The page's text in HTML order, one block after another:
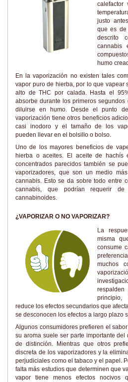
calefactor
justo
que es de
descrito
cannabis
humo
En la vaporización no existen tales
vapor puro de hierba, por lo que vapear
alto de THC por calada. Hasta el
absorbe durante los primeros
diluirse en humo. Desde el punto
vaporización tiene otros beneficios
casi inodoro y el tamaño de los
pueden llevar en el bolsillo o bolso.
Uno de los mayores beneficios de
hierba o aceites. El aceite de hachís
concentrados parecidos también se
vaporizadores, que son un medio
cannabis. Esto se da sobre todo entre
cannabis, que podrían requerir
cannabinoides.
¿VAPORIZAR O NO VAPORIZAR?
La
misma
consume
muchos
reduce los efectos secundarios que
se desconocen los efectos a largo plazo
Algunos consumidores prefieren el
su aroma suele ser parte importante
de distinción. Mientras que otros
discreta de los vaporizadores y la
perjudiciales como el tabaco y el papel.
falta más estudios que determinen que
vapor tiene menos efectos nocivos